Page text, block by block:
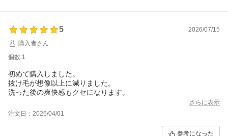
5
2026/07/15
購入者さん
個数:1
初めて購入しました。
抜け毛が想像以上に減りました。
洗った後の爽快感もクセになります。
さらに表示
注文日：2026/04/01
参考になった